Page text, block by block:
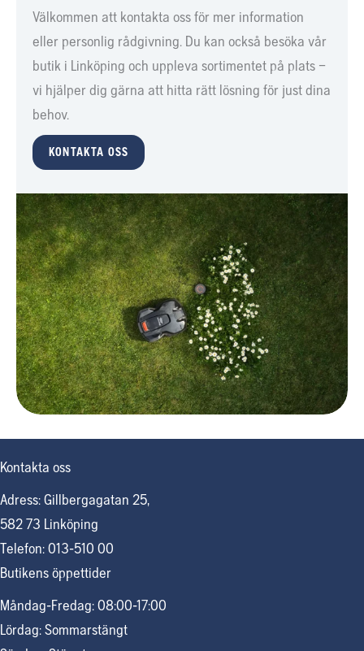
Välkommen att kontakta oss för mer information
eller personlig rådgivning. Du kan också besöka vår
butik i Linköping och uppleva sortimentet på plats –
vi hjälper dig gärna att hitta rätt lösning för just dina
behov.
KONTAKTA OSS
Kontakta oss
Adress: Gillbergagatan 25,
582 73 Linköping
Telefon: 013-510 00
Butikens öppettider
Måndag-Fredag: 08:00-17:00
Lördag: Sommarstängt